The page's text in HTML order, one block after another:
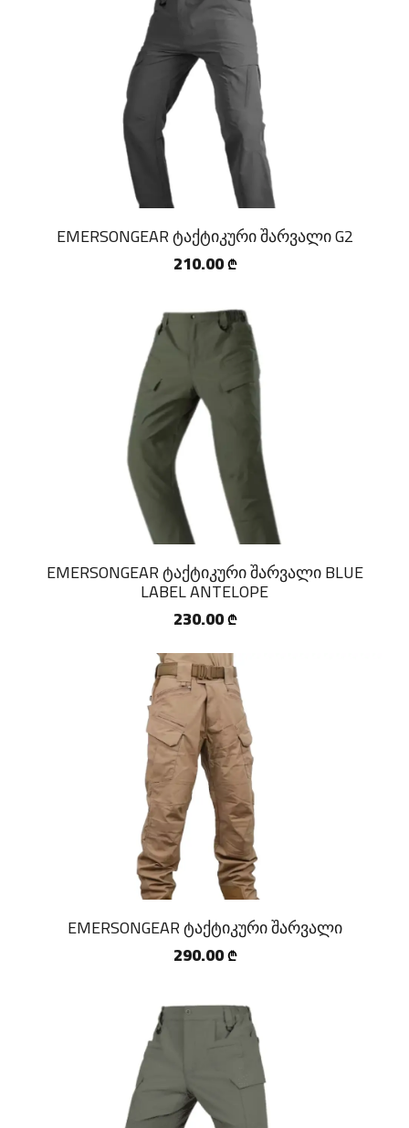
EMERSONGEAR ტაქტიკური შარვალი G2
210.00 ₾
EMERSONGEAR ტაქტიკური შარვალი BLUE
LABEL ANTELOPE
230.00 ₾
EMERSONGEAR ტაქტიკური შარვალი
290.00 ₾